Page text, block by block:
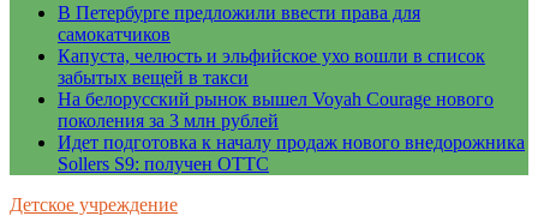
В Петербурге предложили ввести права для
самокатчиков
Капуста, челюсть и эльфийское ухо вошли в список
забытых вещей в такси
На белорусский рынок вышел Voyah Courage нового
поколения за 3 млн рублей
Идет подготовка к началу продаж нового внедорожника
Sollers S9: получен ОТТС
Детское учреждение